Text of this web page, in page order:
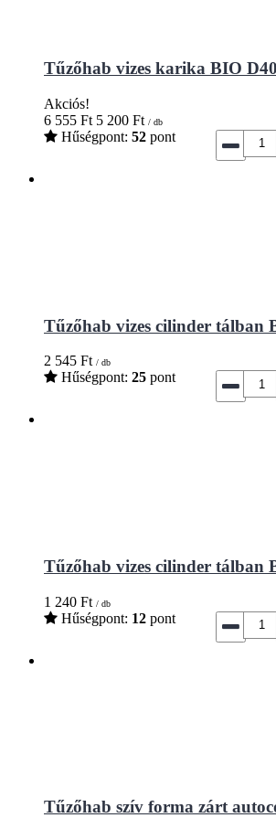
Tűzőhab vizes karika BIO D40
Akciós!
6 555 Ft 5 200 Ft / db
Hűségpont: 52 pont
Tűzőhab vizes cilinder tálban
2 545 Ft / db
Hűségpont: 25 pont
Tűzőhab vizes cilinder tálban
1 240 Ft / db
Hűségpont: 12 pont
Tűzőhab szív forma zárt